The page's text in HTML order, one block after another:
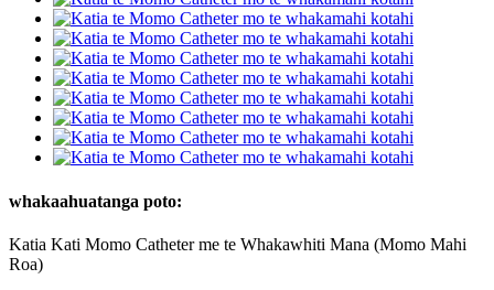
whakaahuatanga poto:
Katia Kati Momo Catheter me te Whakawhiti Mana (Momo Mahi
Roa)